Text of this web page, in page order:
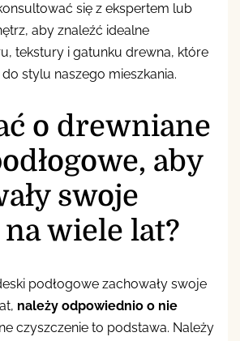
się z ekspertem lub
aby znaleźć idealne
tekstury i gatunku drewna, które
stylu naszego mieszkania.
o drewniane
aby
swoje
wiele lat?
podłogowe zachowały swoje
należy odpowiednio o nie
czyszczenie to podstawa. Należy